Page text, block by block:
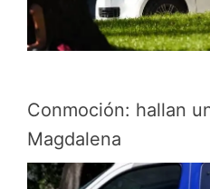
Conmoción: hallan
Magdalena